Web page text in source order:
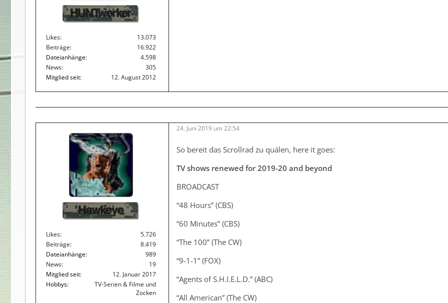
HUNTwerker
Likes
13.073
Beiträge
16.922
Dateianhänge
4.598
News
305
Mitglied seit
12. August 2012
Hawkeye
Likes
5.726
Beiträge
8.419
Dateianhänge
989
News
19
Mitglied seit
12. Januar 2017
Hobbys
TV-Serien & Filme und
Zocken
24. Juni 2019 um 22:54
So bereit das Scrollrad zu quälen, here it goes:
TV shows renewed for 2019-20 and beyond
BROADCAST
“48 Hours” (CBS)
“60 Minutes” (CBS)
“The 100” (The CW)
“9-1-1” (FOX)
“Agents of S.H.I.E.L.D.” (ABC)
“All American” (The CW)